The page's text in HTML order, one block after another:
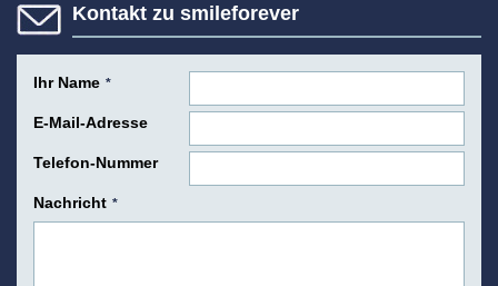
Kontakt zu smileforever
Ihr Name *
E-Mail-Adresse
Telefon-Nummer
Nachricht *